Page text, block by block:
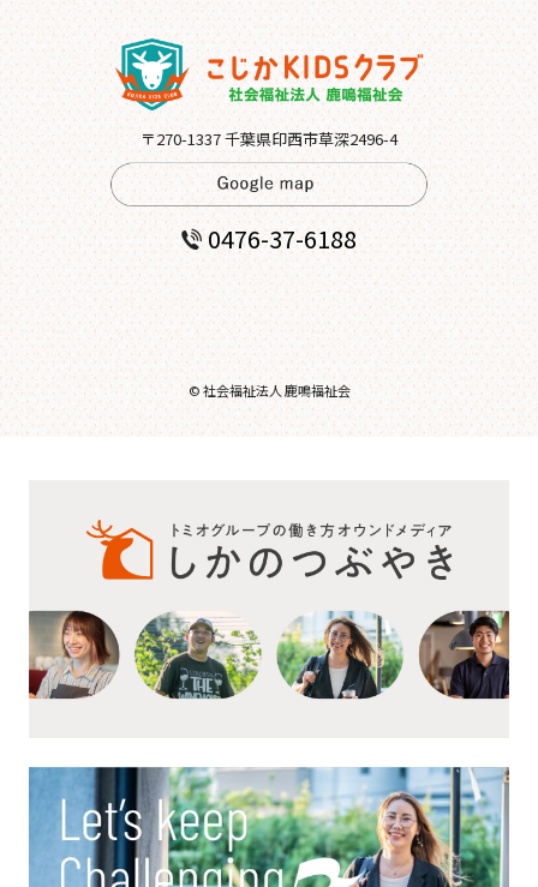
〒270-1337 千葉県印西市草深2496-4
0476-37-6188
© 社会福祉法人 鹿鳴福祉会